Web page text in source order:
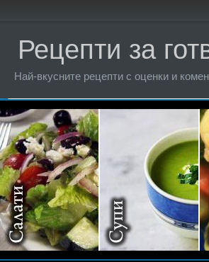
Рецепти за
Най-вкусните рецепти с оценки и